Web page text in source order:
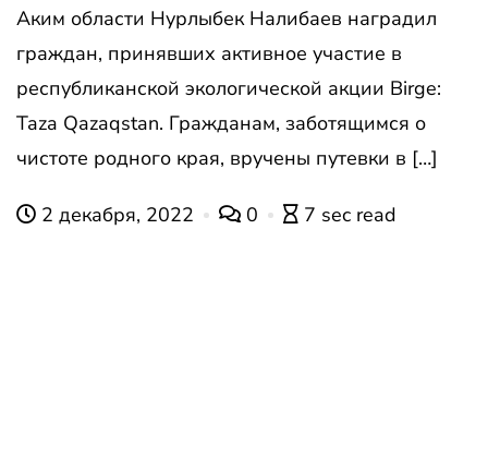
Аким области Нурлыбек Налибаев наградил
граждан, принявших активное участие в
республиканской экологической акции Birge:
Taza Qazaqstan. Гражданам, заботящимся о
чистоте родного края, вручены путевки в […]
2 декабря, 2022 0 7 sec read